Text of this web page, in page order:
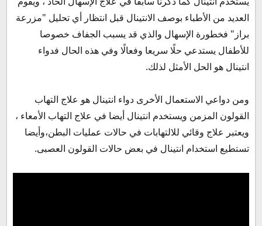
العديد من الأطباء بوصف الانتينال قبل انتظار أي تحليل "مزرعة
براز" فخطورة الإسهال والذي قد يسبب الجفاف خصوصا
للأطفال يستدعي حلًا سريعا وفعالًا وفي هذه الحال فدواء
انتينال هو الحل الأمثل لذلك.
ومن دواعي الاستعمال الأخرى دواء انتينال هو علاج التهاب
القولون المزمن ويستخدم انتينال أيضا في علاج التهاب الأمعاء ،
ويعتبر علاج وقائي للالتهابات في حالات عمليات البطن،وأيضا
تستطيع استخدام انتينال في بعض حالات القولون العصبى.